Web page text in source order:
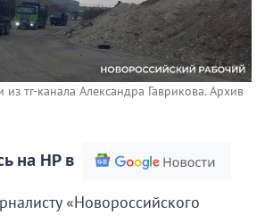
тг-канала Александра Гаврикова. Архив
на НР в
«Новороссийского